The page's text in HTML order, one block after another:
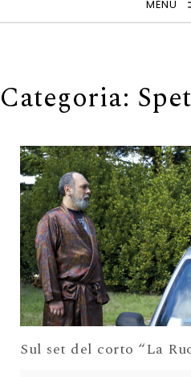
MENU
Categoria:
Sul set del corto “La